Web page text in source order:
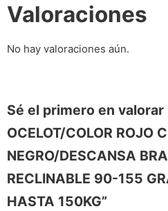
Valoraciones
No hay valoraciones aún.
Sé el primero en valorar
OCELOT/COLOR ROJO
NEGRO/DESCANSA
RECLINABLE 90-155
HASTA 150KG”